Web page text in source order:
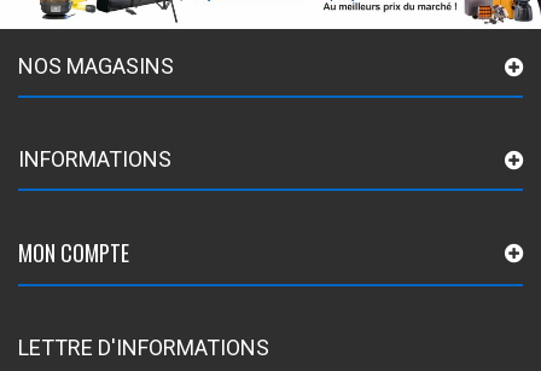
NOS MAGASINS
INFORMATIONS
MON COMPTE
LETTRE D'INFORMATIONS